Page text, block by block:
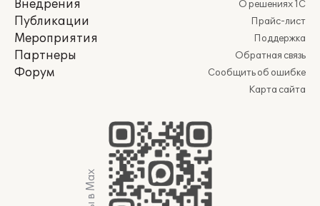
Внедрения
Публикации
Мероприятия
Партнеры
Форум
О решениях 1С
Прайс-лист
Поддержка
Обратная связь
Сообщить об ошибке
Карта сайта
Мы в Max